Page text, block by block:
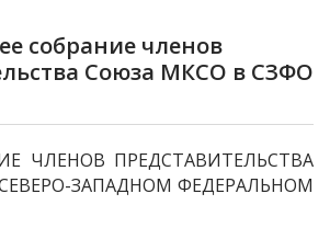
собрание членов
Союза МКСО в СЗФО
ЧЛЕНОВ ПРЕДСТАВИТЕЛЬСТВА
ЗАПАДНОМ ФЕДЕРАЛЬНОМ